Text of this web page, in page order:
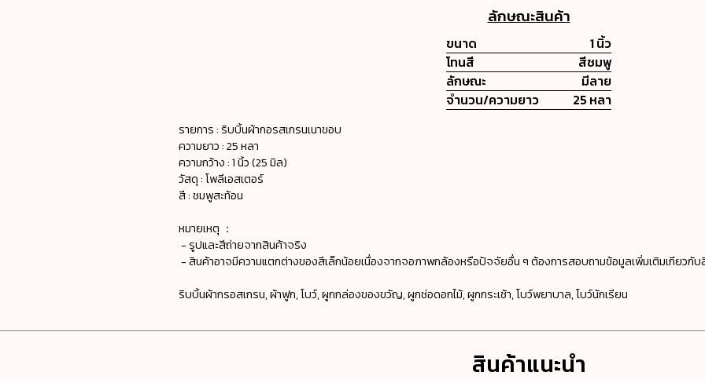
ลักษณะสินค้า
ขนาด
1 นิ้ว
โทนสี
สีชมพู
ลักษณะ
มีลาย
จำนวน/ความยาว
25 หลา
รายการ : ริบบิ้นผ้ากอรสเกรนเนาขอบ
ความยาว : 25 หลา
ความกว้าง : 1 นิ้ว (25 มิล)
วัสดุ : โพลีเอสเตอร์
สี : ชมพูสะท้อน
หมายเหตุ ：
- รูปและสีถ่ายจากสินค้าจริง
- สินค้าอาจมีความแตกต่างของสีเล็กน้อยเนื่องจากจอภาพกล้องหรือปัจจัยอื่น ๆ ต้องการสอบถามข้อมูลเพิ่มเติมเกียวกั
ริบบิ้นผ้ากรอสเกรน, ผ้าฟูก, โบว์, ผูกกล่องของขวัญ, ผูกช่อดอกไม้, ผูกกระเช้า, โบว์พยาบาล, โบว์นักเรียน
สินค้าแนะนำ